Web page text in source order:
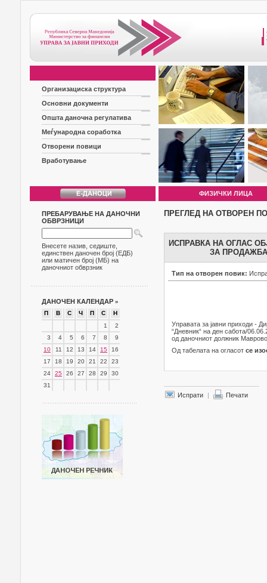
Организациска структура
Основни документи
Општа даночна регулатива
Меѓународна соработка
Отворени повици
Вработување
ФИЗИЧКИ ЛИЦА
ПРЕБАРУВАЊЕ НА ДАНОЧНИ
ОБВРЗНИЦИ
Внесете назив, седиште,
единствен даночен број (ЕДБ)
или матичен број (МБ) на
даночниот обврзник
ДАНОЧЕН КАЛЕНДАР »
П В С Ч П С
Н
1
2
3
4 5 6 7 8
9
10
11 12 13 14 15
16
17
18 19 20 21 22
23
24
25 26 27 28 29
30
31
ПРЕГЛЕД НА ОТВОРЕН
ИСПРАВКА НА ОГЛАС
ЗА
Тип на отворен повик:
Управата за јавни приходи -
“Дневник“ на ден сабота/
од даночниот должник
Од табелата на огласот се
Испрати | Печати